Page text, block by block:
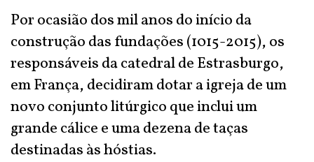
Por ocasião dos mil anos do início da
construção das fundações (1015-2015), os
responsáveis da catedral de Estrasburgo,
em França, decidiram dotar a igreja de um
novo conjunto litúrgico que inclui um
grande cálice e uma dezena de taças
destinadas às hóstias.